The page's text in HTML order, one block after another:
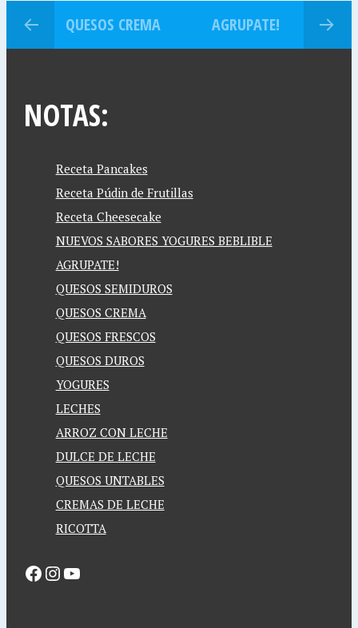
QUESOS CREMA AGRUPATE!
NOTAS:
Receta Pancakes
Receta Púdin de Frutillas
Receta Cheesecake
NUEVOS SABORES YOGURES BEBLIBLE
AGRUPATE!
QUESOS SEMIDUROS
QUESOS CREMA
QUESOS FRESCOS
QUESOS DUROS
YOGURES
LECHES
ARROZ CON LECHE
DULCE DE LECHE
QUESOS UNTABLES
CREMAS DE LECHE
RICOTTA